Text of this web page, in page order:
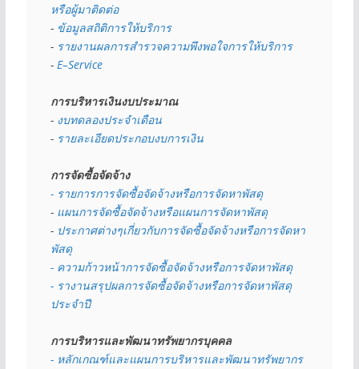
หรือผู้มาติดต่อ
- ข้อมูลสถิติการให้บริการ
- รายงานผลการสำรวจความพึงพอใจการให้บริการ
- E–Service
การบริหารเงินงบประมาณ
- งบทดลองประจำเดือน
- รายละเอียดประกอบงบการเงิน
การจัดซื้อจัดจ้าง
- รายการการจัดซื้อจัดจ้างหรือการจัดหาพัสดุ
- แผนการจัดซื้อจัดจ้างหรือแผนการจัดหาพัสดุ
- ประกาศต่างๆเกี่ยวกับการจัดซื้อจัดจ้างหรือการจัดหา
พัสดุ
- ความก้าวหน้าการจัดซื้อจัดจ้างหรือการจัดหาพัสดุ
- รางานสรุปผลการจัดซื้อจัดจ้างหรือการจัดหาพัสดุ
ประจำปี
การบริหารและพัฒนาทรัพยากรบุคคล
- หลักเกณฑ์และแผนการบริหารและพัฒนาทรัพยากร